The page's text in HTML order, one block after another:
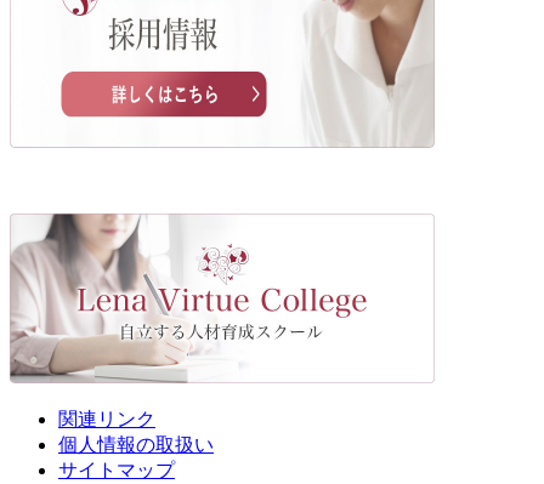
関連リンク
個人情報の取扱い
サイトマップ